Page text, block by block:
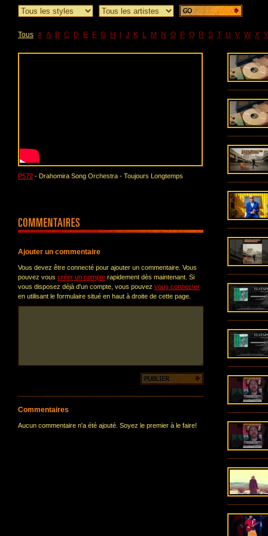
Tous # A B C D E F G H J K L M N O P Q R S T U V W X Y
P572 - Drahomira Song Orchestra - Toujours Longtemps
Ajouter un commentaire
Vous devez être connecté pour ajouter un commentaire. Vous
pouvez vous créer un compte rapidement dès maintenant. Si
vous disposez déjà d'un compte, vous pouvez vous connecter
en utilisant le formulaire situé en haut à droite de cette page.
Commentaires
Aucun commentaire n'a été ajouté. Soyez le premier à le faire!